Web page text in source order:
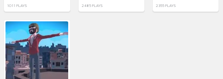
1011 PLAYS 2485 PLAYS 2355 PLAYS